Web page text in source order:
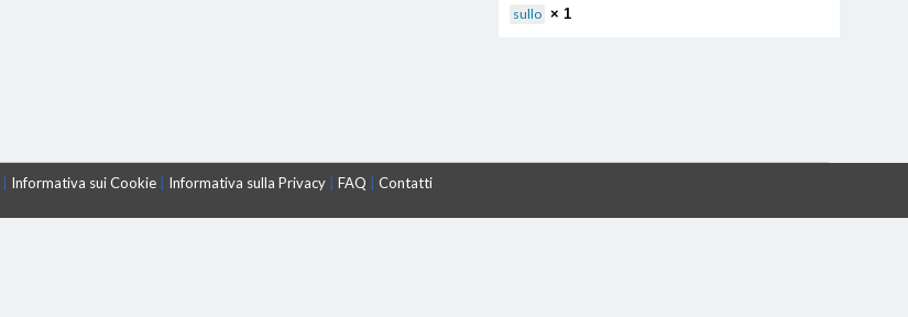
sullo × 1
Informativa sui Cookie Informativa sulla Privacy FAQ Contatti